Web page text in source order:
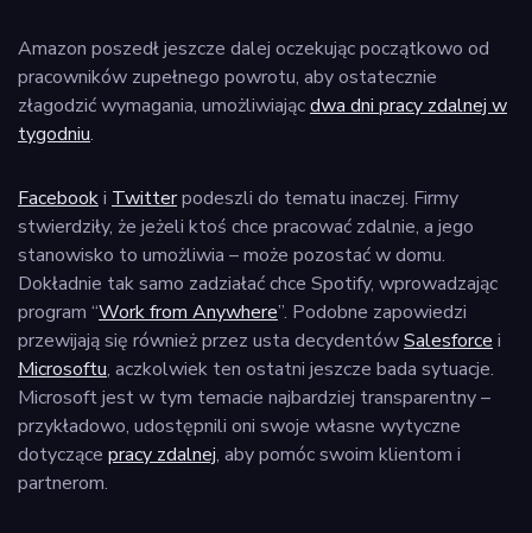
Amazon poszedł jeszcze dalej oczekując początkowo od
pracowników zupełnego powrotu, aby ostatecznie
złagodzić wymagania, umożliwiającdwa dni pracy zdalnej w
tygodniu.
Facebooki Twitterpodeszli do tematu inaczej. Firmy
stwierdziły, że jeżeli ktoś chce pracować zdalnie, a jego
stanowisko to umożliwia – może pozostać w domu.
Dokładnie tak samo zadziałać chce Spotify, wprowadzając
program “Work from Anywhere”. Podobne zapowiedzi
przewijają się również przez usta decydentówSalesforce i
Microsoftu, aczkolwiek ten ostatni jeszcze bada sytuacje.
Microsoft jest w tym temacie najbardziej transparentny –
przykładowo, udostępnili oni swoje własne wytyczne
dotyczące pracy zdalnej, aby pomóc swoim klientom i
partnerom.